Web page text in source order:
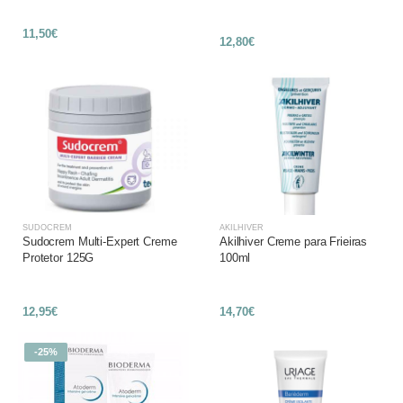
11,50€
12,80€
SUDOCREM
Sudocrem Multi-Expert Creme
Protetor 125G
12,95€
AKILHIVER
Akilhiver Creme para Frieiras
100ml
14,70€
-25%